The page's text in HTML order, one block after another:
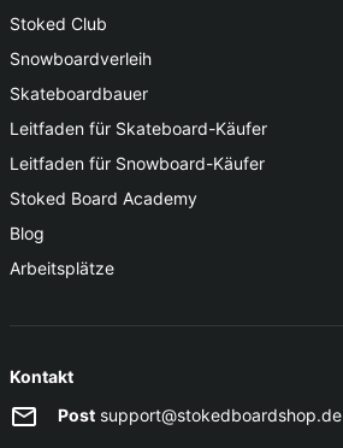
Stoked Club
Snowboardverleih
Skateboardbauer
Leitfaden für Skateboard-Käufer
Leitfaden für Snowboard-Käufer
Stoked Board Academy
Blog
Arbeitsplätze
Kontakt
Post support@stokedboardshop.de